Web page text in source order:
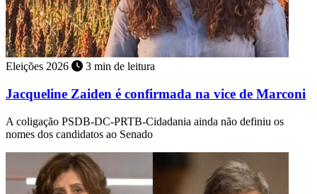
Eleições 2026 3 min de leitura
Jacqueline Zaiden é confirmada na vice de Marconi
A coligação PSDB-DC-PRTB-Cidadania ainda não definiu os
nomes dos candidatos ao Senado